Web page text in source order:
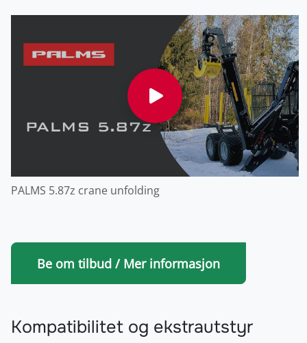
PALMS 5.87z crane unfolding
Be om tilbud / Mer informasjon
Kompatibilitet og ekstrautstyr